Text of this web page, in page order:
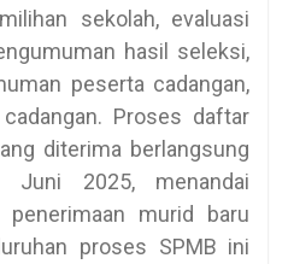
sekolah, evaluasi
hasil seleksi,
peserta cadangan,
Proses daftar
diterima berlangsung
Juni 2025, menandai
penerimaan murid baru
proses SPMB ini